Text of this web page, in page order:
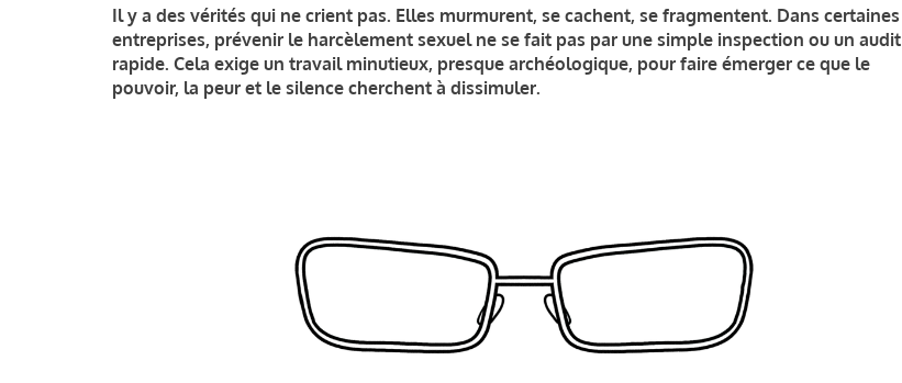
Il y a des vérités qui ne crient pas. Elles murmurent, se cachent, se fragmentent. Dans certaines
entreprises, prévenir le harcèlement sexuel ne se fait pas par une simple inspection ou un audit
rapide. Cela exige un travail minutieux, presque archéologique, pour faire émerger ce que le
pouvoir, la peur et le silence cherchent à dissimuler.